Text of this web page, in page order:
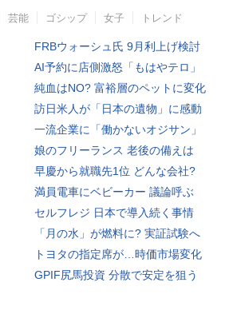
芸能 ゴシップ 女子 トレンド
FRBウォーシュ氏 9月利上げ検討
AI予約に店側激怒「もはやテロ」
純血はNO? 富裕層のペットに変化
訪日米人が「日本の遺物」に感動
一流企業に「働かないオジサン」
娘のフリーランス 老後の備えは
早慶から就職先1位 どんな会社?
満員電車にベビーカー 議論呼ぶ
セルフレジ 日本で導入続く事情
「月の水」が燃料に? 実証試験へ
トヨタの指定席が…時価市場変化
GPIF尻馬投資 分散で安定を狙う